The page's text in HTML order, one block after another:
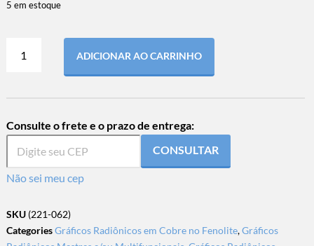
5 em estoque
ADICIONAR AO CARRINHO
Consulte o frete e o prazo de entrega:
CONSULTAR
Não sei meu cep
SKU (221-062)
CategoriesGráficos Radiônicos em Cobre no Fenolite,Gráficos